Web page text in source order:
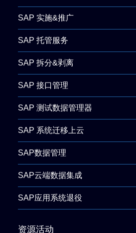
SAP 实施&推广
SAP 托管服务
SAP 拆分&剥离
SAP 接口管理
SAP 测试数据管理器
SAP 系统迁移上云
SAP数据管理
SAP云端数据集成
SAP应用系统退役
资源活动